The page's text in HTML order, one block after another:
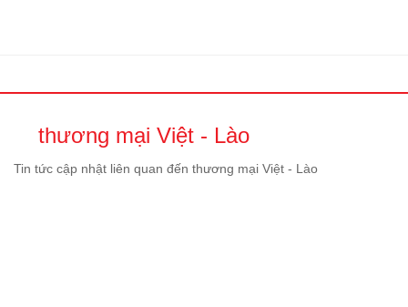
thương mại Việt - Lào
Tin tức cập nhật liên quan đến thương mại Việt - Lào